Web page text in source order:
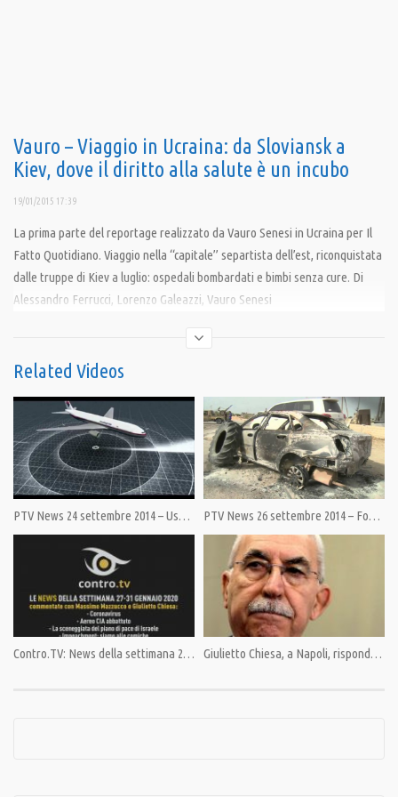
Vauro – Viaggio in Ucraina: da Sloviansk a
Kiev, dove il diritto alla salute è un incubo
19/01/2015 17:39
La prima parte del reportage realizzato da Vauro Senesi in Ucraina per Il
Fatto Quotidiano. Viaggio nella “capitale” separtista dell’est, riconquistata
dalle truppe di Kiev a luglio: ospedali bombardati e bimbi senza cure. Di
Alessandro Ferrucci, Lorenzo Galeazzi, Vauro Senesi
Category:Guerra in Ucraina ,PrimoPiano ,Speciali
Tags:Giulietto Chiesa,Pandora TV,PandoraTV, Russia,Scontri Ucraina,Slaviansk,Ucraina,
Vauro Senesi
Related Videos
PTV News 24 settembre 2014 – Usa vs. Siria: l’ISIS non basta PTV News 26 settembre 2014 – Fosse comuni in Ucraina
Contro.TV: News della settimana 27-31 gen. 2020 Giulietto Chiesa, a Napoli, risponde alle domande del pubblico